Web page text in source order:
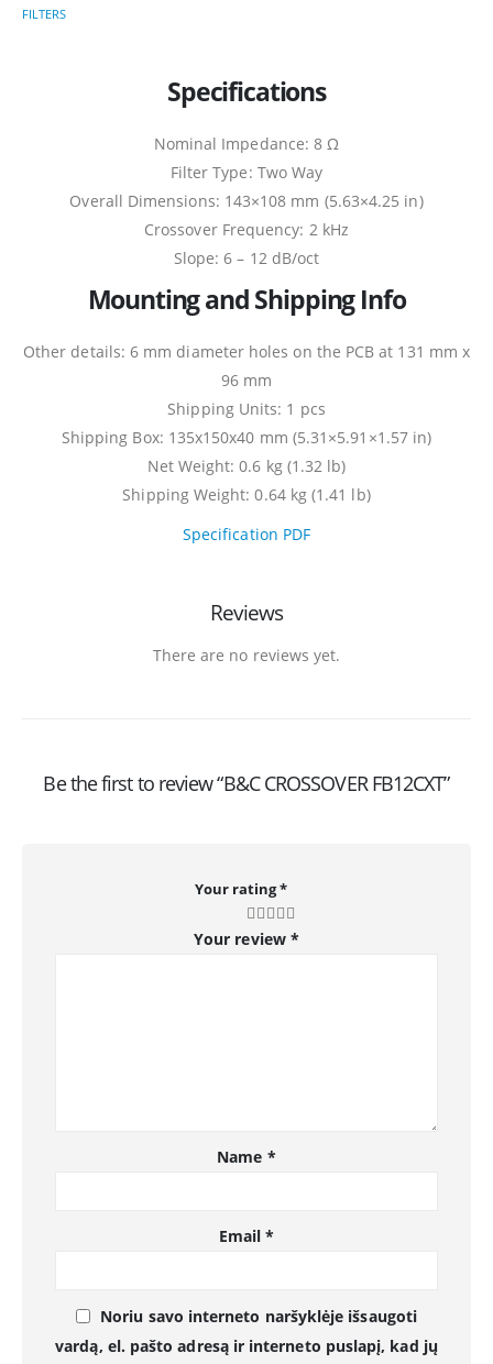
FILTERS
Specifications
Nominal Impedance: 8 Ω
Filter Type: Two Way
Overall Dimensions: 143×108 mm (5.63×4.25 in)
Crossover Frequency: 2 kHz
Slope: 6 – 12 dB/oct
Mounting and Shipping Info
Other details: 6 mm diameter holes on the PCB at 131 mm x
96 mm
Shipping Units: 1 pcs
Shipping Box: 135x150x40 mm (5.31×5.91×1.57 in)
Net Weight: 0.6 kg (1.32 lb)
Shipping Weight: 0.64 kg (1.41 lb)
Specification PDF
Reviews
There are no reviews yet.
Be the first to review “B&C CROSSOVER FB12CXT”
Your rating*
Your review *
Name *
Email*
Noriu savo interneto naršyklėje išsaugoti
vardą, el. pašto adresą ir interneto puslapį, kad jų